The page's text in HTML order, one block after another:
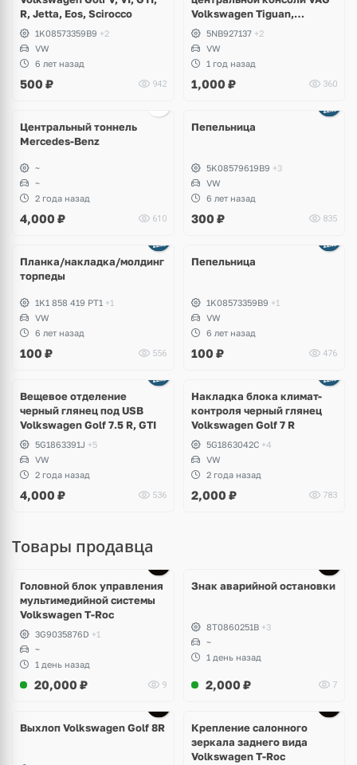
R, Jetta, Eos, Scirocco
1K08573359B9 +2
VW
6 лет назад
500 ₽ 942
Volkswagen Tiguan,
Allspace, Taos, Seat Tarraco
5NB927137 +2
VW
1 год назад
1,000 ₽ 360
Центральный тоннель
Mercedes-Benz
~
~
2 года назад
4,000 ₽ 610
Пепельница
5K08579619B9 +3
VW
6 лет назад
300 ₽ 835
Планка/накладка/молдинг
торпеды
1K1 858 419 PT1 +1
VW
6 лет назад
100 ₽ 556
Пепельница
1K08573359B9 +1
VW
6 лет назад
100 ₽ 476
Вещевое отделение
черный глянец под USB
Volkswagen Golf 7.5 R, GTI
5G1863391J +5
VW
2 года назад
4,000 ₽ 536
Накладка блока климат-
контроля черный глянец
Volkswagen Golf 7 R
5G1863042C +4
VW
2 года назад
2,000 ₽ 783
Товары продавца
Головной блок управления
мультимедийной системы
Volkswagen T-Roc
3G9035876D +1
~
1 день назад
20,000 ₽ 9
Знак аварийной остановки
8T0860251B +3
~
1 день назад
2,000 ₽ 7
Выхлоп Volkswagen Golf 8R
Крепление салонного
зеркала заднего вида
Volkswagen T-Roc